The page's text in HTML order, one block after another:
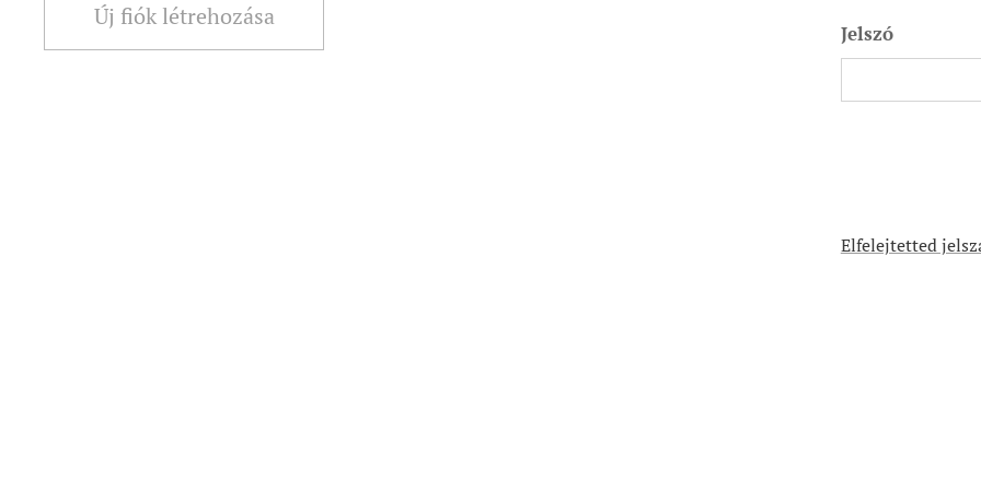
Új fiók létrehozása
Jelszó
Elfelejtetted